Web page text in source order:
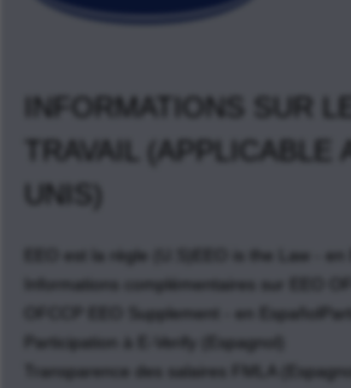
INFORMATIONS SUR
TRAVAIL (APPLICABLE
UNIS)
EEO est la règle (U.S)
EEO is the Law - en
Informations complémentaires sur EEO
OFCCP EEO Supplement - en Español
Participation à E-Verify (Espagnol)
Transparence des salaires FMLA